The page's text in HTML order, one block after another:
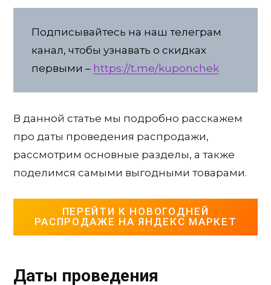
Подписывайтесь на наш телеграм
канал, чтобы узнавать о скидках
первыми – https://t.me/kuponchek
В данной статье мы подробно расскажем
про даты проведения распродажи,
рассмотрим основные разделы, а также
поделимся самыми выгодными товарами.
ПЕРЕЙТИ К НОВОГОДНЕЙ
РАСПРОДАЖЕ НА ЯНДЕКС МАРКЕТ
Даты проведения